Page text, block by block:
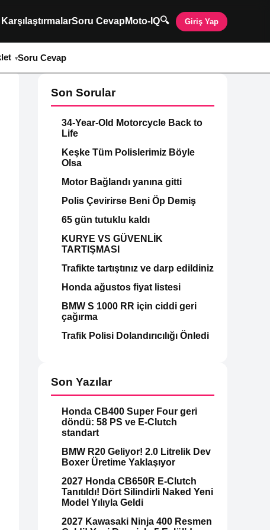
KarşılaştırmalarSoru Cevap Moto-IQ🔍 Giriş Yap
Soru Cevap
Son Sorular
34-Year-Old Motorcycle Back to
Life
Keşke Tüm Polislerimiz Böyle
Olsa
Motor Bağlandı yanına gitti
Polis Çevirirse Beni Öp Demiş
65 gün tutuklu kaldı
KURYE VS GÜVENLİK
TARTIŞMASI
Trafikte tartıştınız ve darp edildiniz
Honda ağustos fiyat listesi
BMW S 1000 RR için ciddi geri
çağırma
Trafik Polisi Dolandırıcılığı Önledi
Son Yazılar
Honda CB400 Super Four geri
döndü: 58 PS ve E-Clutch
standart
BMW R20 Geliyor! 2.0 Litrelik Dev
Boxer Üretime Yaklaşıyor
2027 Honda CB650R E-Clutch
Tanıtıldı! Dört Silindirli Naked Yeni
Model Yılıyla Geldi
2027 Kawasaki Ninja 400 Resmen